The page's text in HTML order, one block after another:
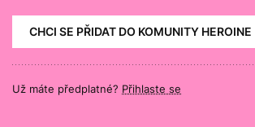
CHCI SE PŘIDAT DO KOMUNITY HEROINE
Už máte předplatné? Přihlaste se